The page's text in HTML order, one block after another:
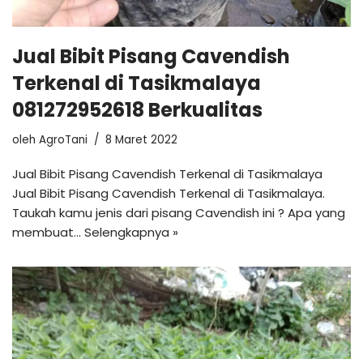
Jual Bibit Pisang Cavendish
Terkenal di Tasikmalaya
081272952618 Berkualitas
oleh AgroTani 8 Maret 2022
Jual Bibit Pisang Cavendish Terkenal di Tasikmalaya
Jual Bibit Pisang Cavendish Terkenal di Tasikmalaya.
Taukah kamu jenis dari pisang Cavendish ini ? Apa yang
membuat… Selengkapnya »